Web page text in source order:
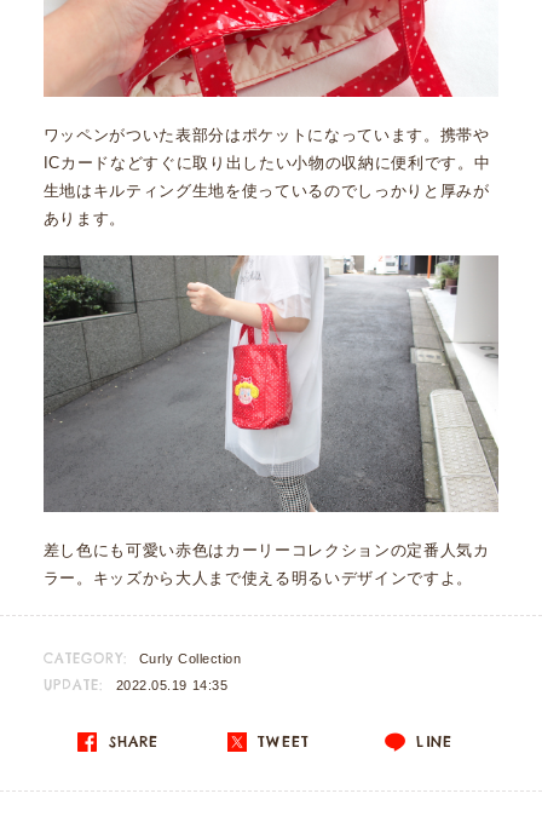
ワッペンがついた表部分はポケットになっています。携帯や
ICカードなどすぐに取り出したい小物の収納に便利です。中
生地はキルティング生地を使っているのでしっかりと厚みが
あります。
差し色にも可愛い赤色はカーリーコレクションの定番人気カ
ラー。キッズから大人まで使える明るいデザインですよ。
CATEGORY: Curly Collection
UPDATE: 2022.05.19 14:35
SHARE TWEET LINE